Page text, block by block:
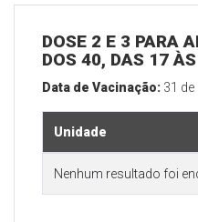
DOSE 2 E 3 PARA
DOS 40, DAS 17
Data de Vacinação: 31
Unidade
Nenhum resultado foi